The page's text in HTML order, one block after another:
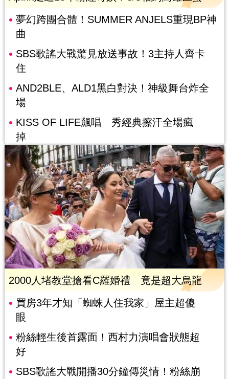
夢幻跨團合體！SUMMER ANJELS重現BP神
曲
SBS歌謠大戰驚見放送事故！3主持人齊卡
住
AND2BLE、ALD1黑白對決！神級舞台炸全
場
KISS OF LIFE飆唱 秀經典擦汗全場瘋
掉
2000人堵教堂搶看C羅婚禮 竟是超大烏龍
買房3年才知「蜘蛛人住我家」屋主超傻
眼
粉絲輕生後首露面！西村力演唱會狀態超
好
SBS歌謠大戰開播30分鐘傳災情！粉絲崩